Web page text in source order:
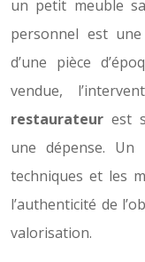
un petit meuble
personnel est une
d’une pièce
vendue,
restaurateur est
une dépense. Un
techniques et les
l’authenticité de
valorisation.